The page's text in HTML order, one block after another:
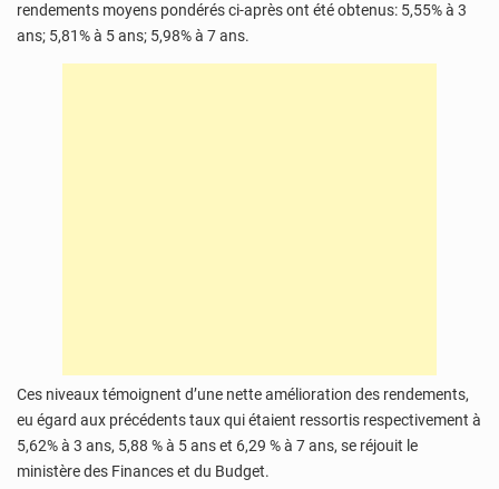
rendements moyens pondérés ci-après ont été obtenus: 5,55% à 3
ans; 5,81% à 5 ans; 5,98% à 7 ans.
Ces niveaux témoignent d’une nette amélioration des rendements,
eu égard aux précédents taux qui étaient ressortis respectivement à
5,62% à 3 ans, 5,88 % à 5 ans et 6,29 % à 7 ans, se réjouit le
ministère des Finances et du Budget.